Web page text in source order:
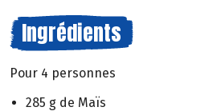
Ingrédients
Pour 4 personnes
285 g de Maïs